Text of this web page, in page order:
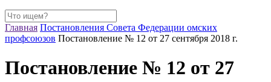
Главная Постановления Совета Федерации омских
профсоюзов Постановление № 12 от 27 сентября 2018 г.
Постановление № 12 от 27